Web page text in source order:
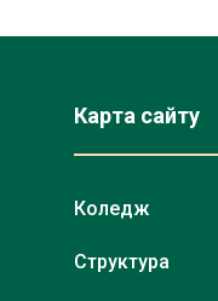
Карта сайту
Коледж
Структура